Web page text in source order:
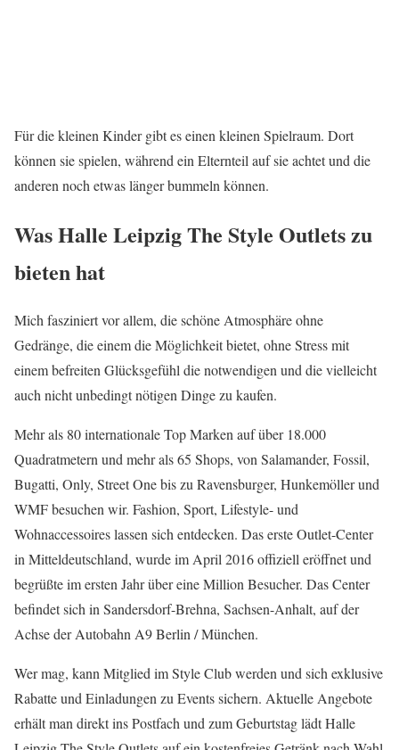
Für die kleinen Kinder gibt es einen kleinen Spielraum. Dort
können sie spielen, während ein Elternteil auf sie achtet und die
anderen noch etwas länger bummeln können.
Was Halle Leipzig The Style Outlets zu
bieten hat
Mich fasziniert vor allem, die schöne Atmosphäre ohne
Gedränge, die einem die Möglichkeit bietet, ohne Stress mit
einem befreiten Glücksgefühl die notwendigen und die vielleicht
auch nicht unbedingt nötigen Dinge zu kaufen.
Mehr als 80 internationale Top Marken auf über 18.000
Quadratmetern und mehr als 65 Shops, von Salamander, Fossil,
Bugatti, Only, Street One bis zu Ravensburger, Hunkemöller und
WMF besuchen wir. Fashion, Sport, Lifestyle- und
Wohnaccessoires lassen sich entdecken. Das erste Outlet-Center
in Mitteldeutschland, wurde im April 2016 offiziell eröffnet und
begrüßte im ersten Jahr über eine Million Besucher. Das Center
befindet sich in Sandersdorf-Brehna, Sachsen-Anhalt, auf der
Achse der Autobahn A9 Berlin / München.
Wer mag, kann Mitglied im Style Club werden und sich exklusive
Rabatte und Einladungen zu Events sichern. Aktuelle Angebote
erhält man direkt ins Postfach und zum Geburtstag lädt Halle